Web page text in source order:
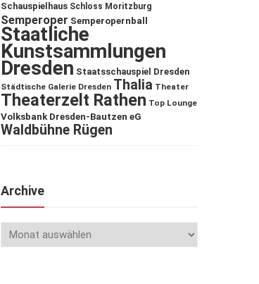
Schauspielhaus Schloss Moritzburg
Semperoper Semperopernball
Staatliche
Kunstsammlungen
Dresden Staatsschauspiel Dresden
Städtische Galerie Dresden Thalia Theater
Theaterzelt Rathen Top Lounge
Volksbank Dresden-Bautzen eG
Waldbühne Rügen
Archive